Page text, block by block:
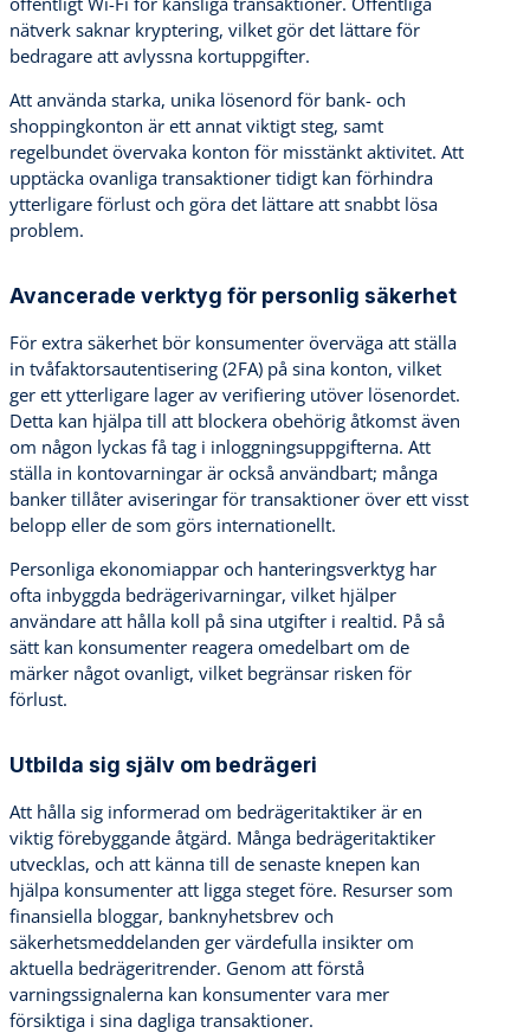
nätverk saknar kryptering, vilket gör det lättare för
bedragare att avlyssna kortuppgifter.
Att använda starka, unika lösenord för bank- och
shoppingkonton är ett annat viktigt steg, samt
regelbundet övervaka konton för misstänkt aktivitet. Att
upptäcka ovanliga transaktioner tidigt kan förhindra
ytterligare förlust och göra det lättare att snabbt lösa
problem.
Avancerade verktyg för personlig säkerhet
För extra säkerhet bör konsumenter överväga att ställa
in tvåfaktorsautentisering (2FA) på sina konton, vilket
ger ett ytterligare lager av verifiering utöver lösenordet.
Detta kan hjälpa till att blockera obehörig åtkomst även
om någon lyckas få tag i inloggningsuppgifterna. Att
ställa in kontovarningar är också användbart; många
banker tillåter aviseringar för transaktioner över ett visst
belopp eller de som görs internationellt.
Personliga ekonomiappar och hanteringsverktyg har
ofta inbyggda bedrägerivarningar, vilket hjälper
användare att hålla koll på sina utgifter i realtid. På så
sätt kan konsumenter reagera omedelbart om de
märker något ovanligt, vilket begränsar risken för
förlust.
Utbilda sig själv om bedrägeri
Att hålla sig informerad om bedrägeritaktiker är en
viktig förebyggande åtgärd. Många bedrägeritaktiker
utvecklas, och att känna till de senaste knepen kan
hjälpa konsumenter att ligga steget före. Resurser som
finansiella bloggar, banknyhetsbrev och
säkerhetsmeddelanden ger värdefulla insikter om
aktuella bedrägeritrender. Genom att förstå
varningssignalerna kan konsumenter vara mer
försiktiga i sina dagliga transaktioner.